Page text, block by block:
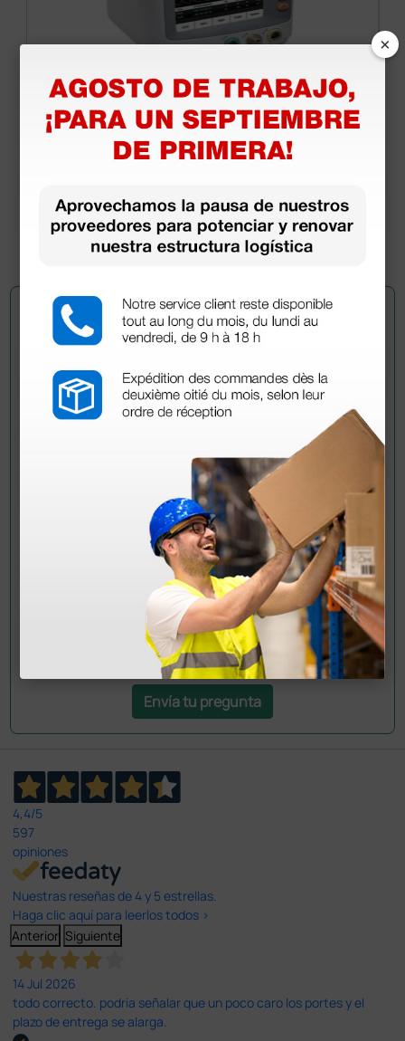
Monitor de constantes GIMA Vital Plus - SpO2,
NIBP, ECG, Temp
1.000,00 €
(Precio sin IVA)
¿Todavía tienes alguna duda? ¿Necesitas más
Envía ahora mismo tu pregunta a los colegas que ya
han adquirido este producto.
Envía tu pregunta
4,4/5
597
opiniones
Nuestras reseñas de 4 y 5 estrellas.
Haga clic aquí para leerlos todos >
Anterior Siguiente
14 Jul 2026
todo correcto. podria señalar que un poco caro los portes y el
plazo de entrega se alarga.
×